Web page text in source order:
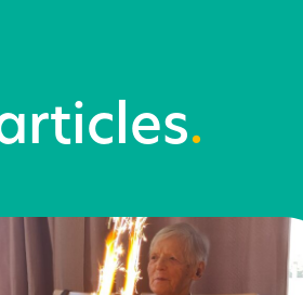
.